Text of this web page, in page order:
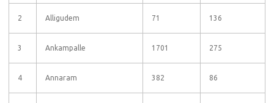
2 Alligudem 71 136
3 Ankampalle 1701 275
4 Annaram 382 86